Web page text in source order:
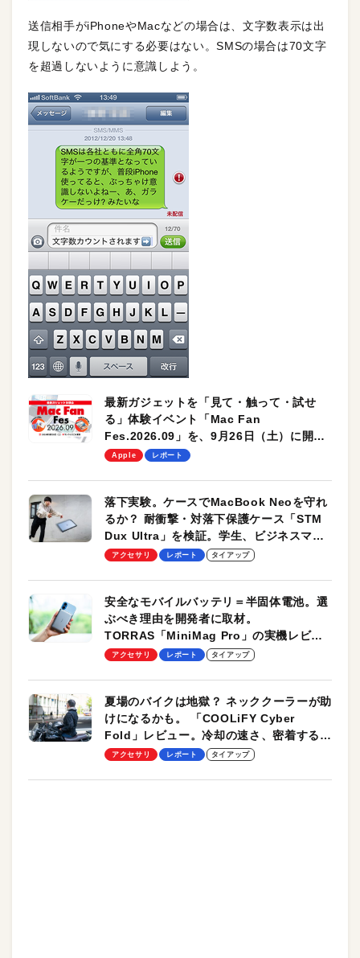
送信相手がiPhoneやMacなどの場合は、文字数表示は出
現しないので気にする必要はない。SMSの場合は70文字
を超過しないように意識しよう。
最新ガジェットを「見て・触って・試せ
る」体験イベント「Mac Fan
Fes.2026.09」を、9月26日（土）に開催
します！
Apple レポート
落下実験。ケースでMacBook Neoを守れ
るか？ 耐衝撃・対落下保護ケース「STM
Dux Ultra」を検証。学生、ビジネスマン
のモバイルユースに最適！
アクセサリ レポート タイアップ
安全なモバイルバッテリ＝半固体電池。選
ぶべき理由を開発者に取材。
TORRAS「MiniMag Pro」の実機レビュ
ーも
アクセサリ レポート タイアップ
夏場のバイクは地獄？ ネッククーラーが助
けになるかも。 「COOLiFY Cyber
Fold」レビュー。冷却の速さ、密着する冷
却プレート、シンプルな操作性がグッド！
アクセサリ レポート タイアップ